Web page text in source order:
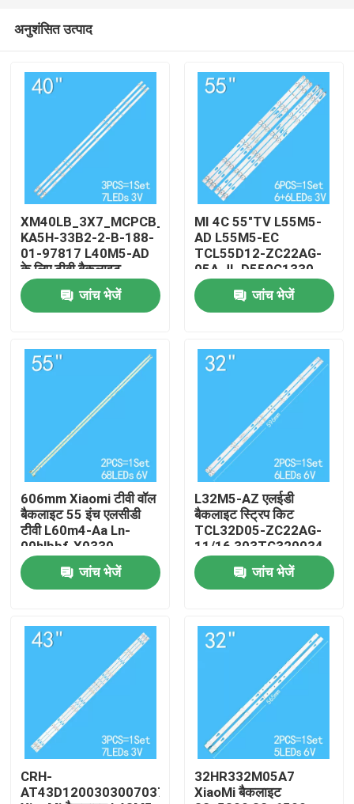
वीडियो
हमारे बारे में
कारखाना भ्रमण
संपर्क करें
एक उद्धरण का अनुरोध करें
एलईडी टीवी बैकलाइट
अनुशंसित उत्पाद
XM40LB_3X7_MCPCB_V3
KA5H-33B2-2-B-188-
01-97817 L40M5-AD
के लिए टीवी बैकलाइट
जांच भेजें
MI 4C 55"TV L55M5-
AD L55M5-EC
TCL55D12-ZC22AG-
05A JL.D550C1330-
004AS-M-V03 के लिए
जांच भेजें
606mm Xiaomi टीवी वॉल
बैकलाइट 55 इंच एलसीडी
टीवी L60m4-Aa Ln-
00hlbbf-X0330
098101074400
जांच भेजें
L32M5-AZ एलईडी
बैकलाइट स्ट्रिप किट
TCL32D05-ZC22AG-
11/16 303TC320034
32GM16F
जांच भेजें
CRH-
AT43D120030300703788REV1.1G
32HR332M05A7
XiaoMi बैकलाइट